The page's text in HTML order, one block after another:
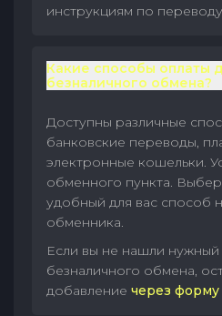
инструкциям по
Какие способы оплаты
безналичного обмена?
Доступны различные
банковские переводы,
электронные кошельки.
обменного пункта.
удобный для вас способ
обменника.
Если вы не нашли нужный
безналичного обмена,
добавление через форму